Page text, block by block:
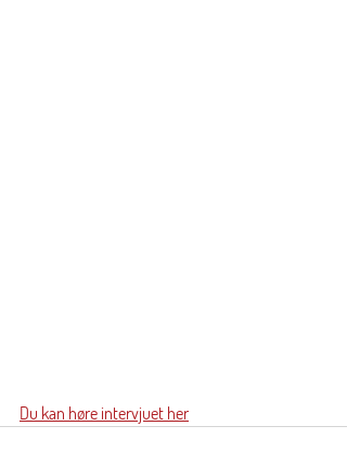
Du kan høre intervjuet her